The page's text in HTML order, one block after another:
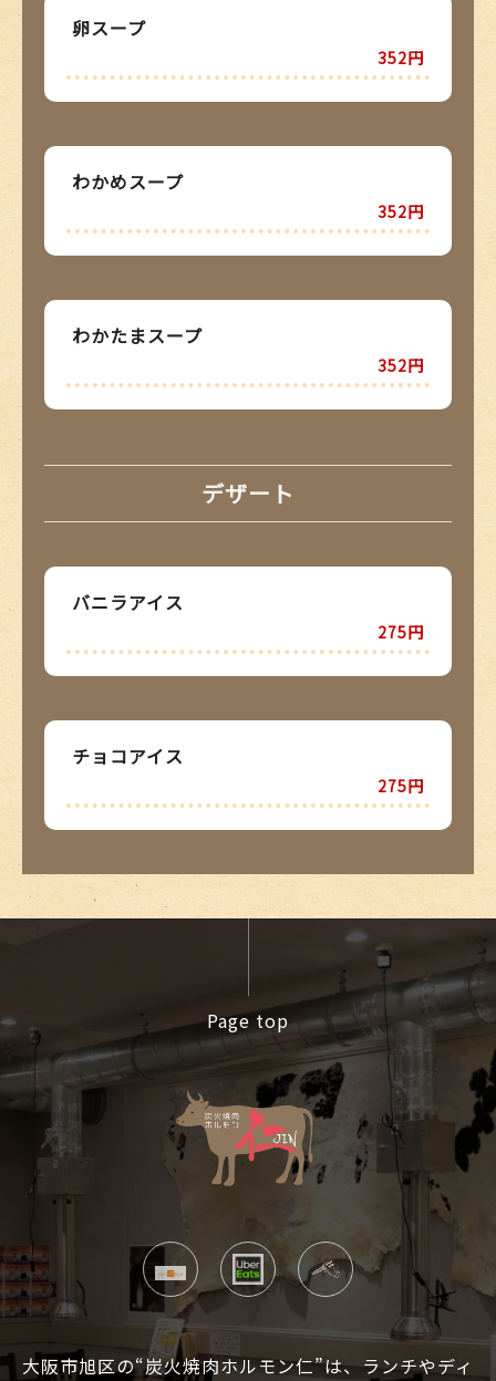
卵スープ
352円
わかめスープ
352円
わかたまスープ
352円
デザート
バニラアイス
275円
チョコアイス
275円
Page top
大阪市旭区の“炭火焼肉ホルモン仁”は、ランチやディ